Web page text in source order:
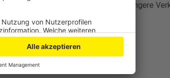
für Räder. Gerade der geringere
gut an.